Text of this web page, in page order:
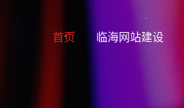
首页 临海网站建设